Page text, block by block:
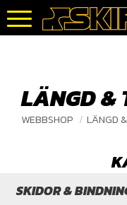
Meny
LÄNGD &
WEBBSHOP LÄNGD
SKIDOR &